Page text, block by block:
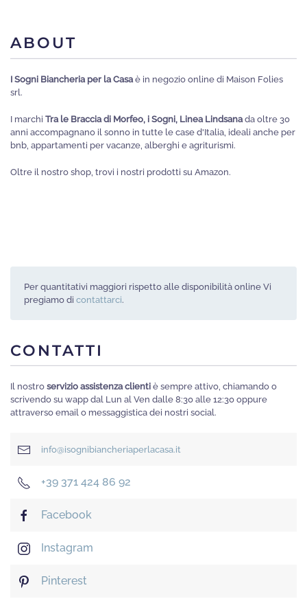
scelte
nella
pagina
ABOUT
I Sogni Biancheria per la Casa è in negozio online di Maison Folies
srl.
I marchi Tra le Braccia di Morfeo, i Sogni, Linea Lindsana da oltre 30
anni accompagnano il sonno in tutte le case d'Italia, ideali anche per
bnb, appartamenti per vacanze, alberghi e agriturismi.
Oltre il nostro shop, trovi i nostri prodotti su Amazon.
Per quantitativi maggiori rispetto alle disponibilità online Vi
pregiamo di contattarci.
CONTATTI
Il nostro servizio assistenza clienti è sempre attivo, chiamando o
scrivendo su wapp dal Lun al Ven dalle 8:30 alle 12:30 oppure
attraverso email o messaggistica dei nostri social.
info@isognibiancheriaperlacasa.it
+39 371 424 86 92
Facebook
Instagram
Pinterest